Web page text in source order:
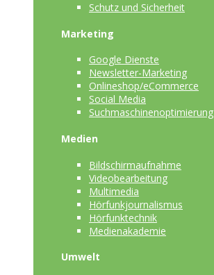
Schutz und Sicherheit
Marketing
Google Dienste
Newsletter-Marketing
Onlineshop/eCommerce
Social Media
Suchmaschinenoptimierung
Medien
Bildschirmaufnahme
Videobearbeitung
Multimedia
Hörfunkjournalismus
Hörfunktechnik
Medienakademie
Umwelt